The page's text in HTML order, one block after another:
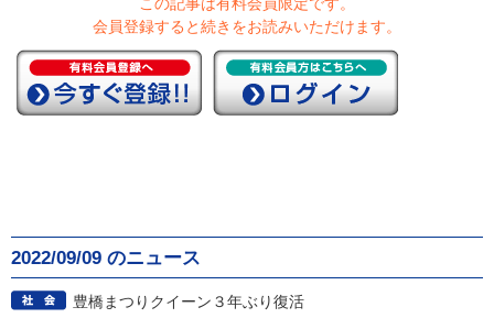
会員登録すると続きをお読みいただけます。
2022/09/09 のニュース
豊橋まつりクイーン３年ぶり復活